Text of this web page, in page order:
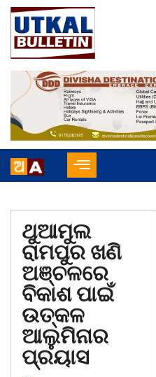
ଥୁଆମୁଲ
ରାମପୁର ଖଣି
ଅଞ୍ଚଳରେ
ବିକାଶ ପାଇଁ
ଉତ୍କଳ
ଆଲୁମିନାର
ପ୍ରୟାସ